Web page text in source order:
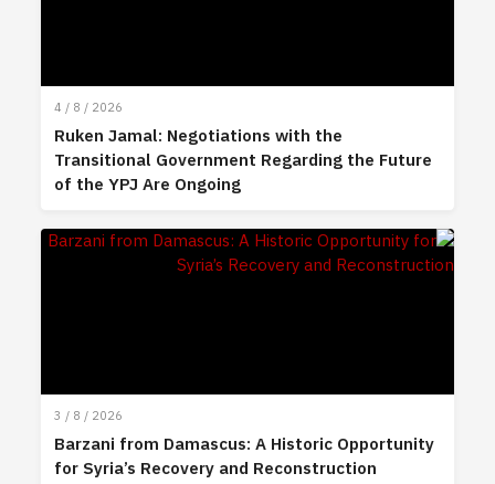
4 / 8 / 2026
Ruken Jamal: Negotiations with the
Transitional Government Regarding the Future
of the YPJ Are Ongoing
3 / 8 / 2026
Barzani from Damascus: A Historic Opportunity
for Syria’s Recovery and Reconstruction